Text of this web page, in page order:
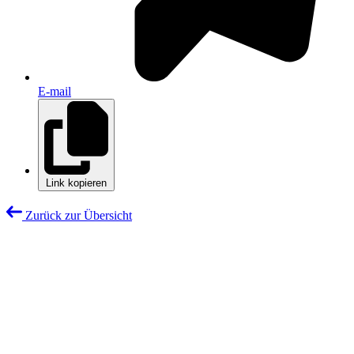
E-mail
Link kopieren
Zurück zur Übersicht